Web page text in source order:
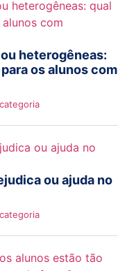
heterogêneas:
os alunos com
ou ajuda no